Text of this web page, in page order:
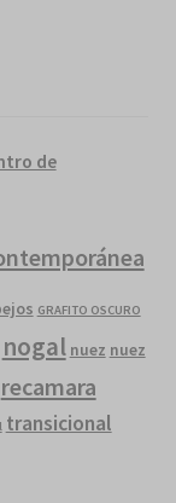
de
GRAFITO OSCURO
nogal nuez nuez
recamara
transicional